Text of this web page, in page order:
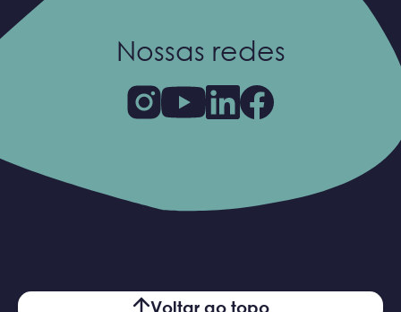
Nossas redes
Voltar ao topo